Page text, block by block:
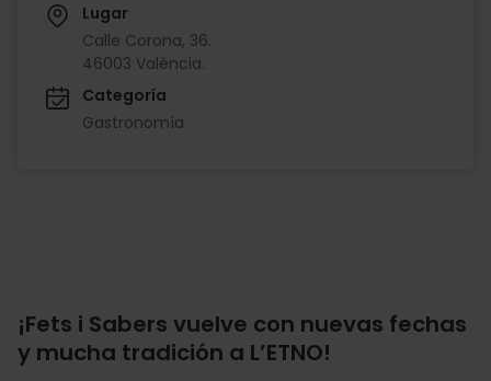
Lugar
Calle Corona, 36.
46003 València.
Categoría
Gastronomía
¡Fets i Sabers vuelve con nuevas fechas
y mucha tradición a L’ETNO!